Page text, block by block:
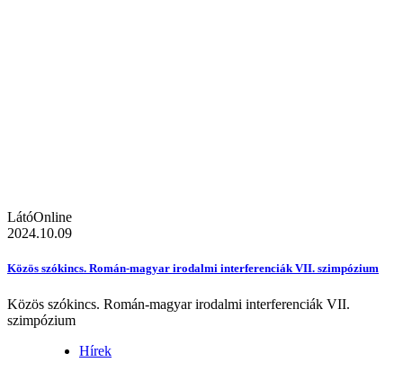
LátóOnline
2024.10.09
Közös szókincs. Román-magyar irodalmi interferenciák VII. szimpózium
Közös szókincs. Román-magyar irodalmi interferenciák VII.
szimpózium
Hírek